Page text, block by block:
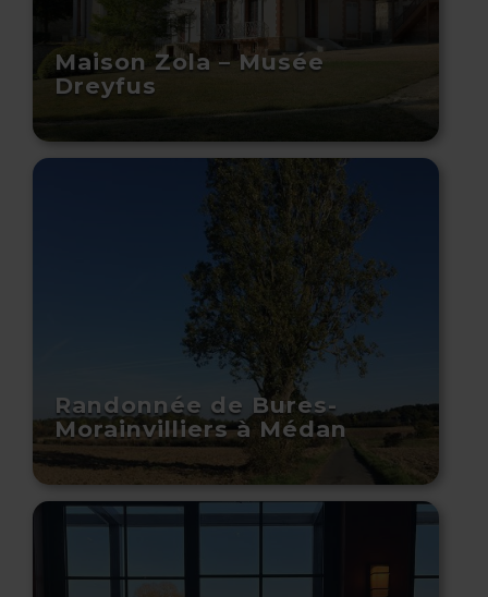
Maison Zola – Musée
Dreyfus
Randonnée de Bures-
Morainvilliers à Médan